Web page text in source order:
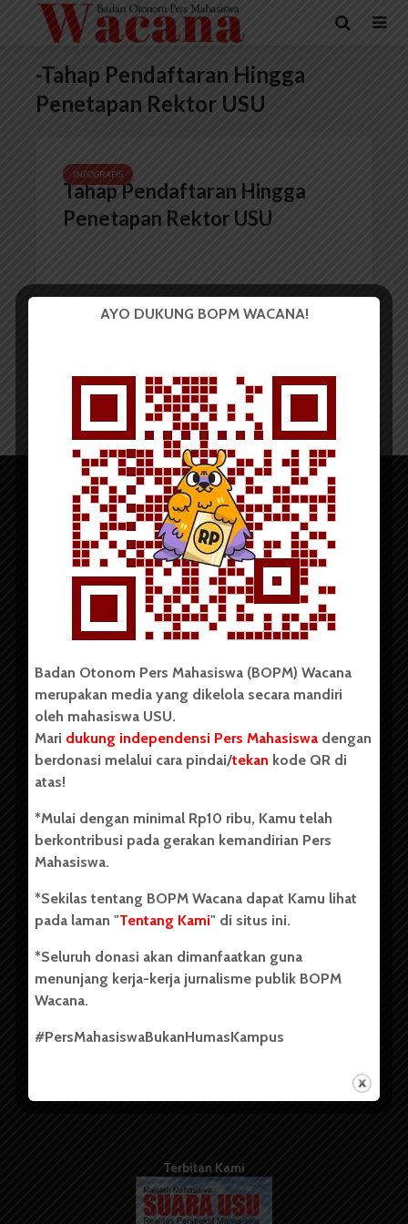
-Tahap Pendaftaran Hingga
Penetapan Rektor USU
INFOGRAFIS
Tahap Pendaftaran Hingga
Penetapan Rektor USU
Copyright © 2023. All rights reserved BOPM WACANA.
Badan Otonom Pers Mahasiswa (BOPM) Wacana merupakan
pers mahasiswa yang berdiri di luar kampus dan dikelola
secara mandiri oleh mahasiswa Universitas Sumatera Utara
(USU). Sebelumnya BOPM Wacana merupakan salah satu
Unit Kegiatan Mahasiswa (UKM) di Universitas Sumatera
berdiri pada 1 Juli 1995.
Tentang Kami
Info Iklan
Terbitan Kami
AYO DUKUNG BOPM WACANA!
Badan Otonom Pers Mahasiswa (BOPM) Wacana
merupakan media yang dikelola secara mandiri
oleh mahasiswa USU.
Mari dukung independensi Pers Mahasiswa dengan
berdonasi melalui cara pindai/tekan kode QR di
atas!
*Mulai dengan minimal Rp10 ribu, Kamu telah
berkontribusi pada gerakan kemandirian Pers
Mahasiswa.
*Sekilas tentang BOPM Wacana dapat Kamu lihat
pada laman "Tentang Kami" di situs ini.
*Seluruh donasi akan dimanfaatkan guna
menunjang kerja-kerja jurnalisme publik BOPM
Wacana.
#PersMahasiswaBukanHumasKampus